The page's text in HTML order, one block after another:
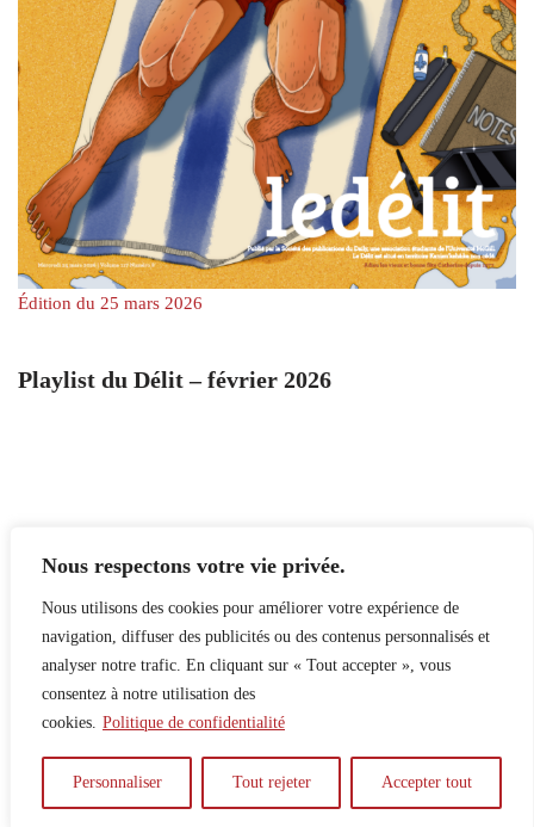
Nous respectons votre vie privée.
Nous utilisons des cookies pour améliorer votre expérience de
navigation, diffuser des publicités ou des contenus personnalisés et
analyser notre trafic. En cliquant sur « Tout accepter », vous
consentez à notre utilisation des
cookies. Politique de confidentialité
Personnaliser Tout rejeter Accepter tout
Édition du 25 mars 2026
Playlist du Délit – février 2026